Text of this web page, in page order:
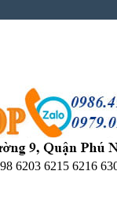
6203 6215 6216